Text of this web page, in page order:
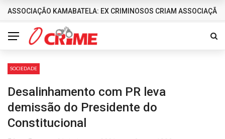
DESTAQUES
ASSOCIAÇÃO KAMABATELA: EX CRIMINOSOS CRIAM
SOCIEDADE
Desalinhamento com PR leva
demissão do Presidente do
Constitucional